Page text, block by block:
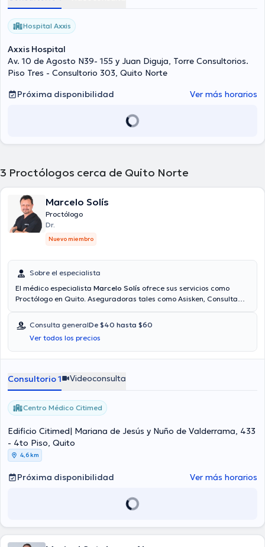
Hospital Axxis
Axxis Hospital
Av. 10 de Agosto N39- 155 y Juan Diguja, Torre Consultorios.
Piso Tres - Consultorio 303, Quito Norte
Próxima disponibilidad
Ver más horarios
3 Proctólogos cerca de Quito Norte
Marcelo Solís
Proctólogo
Dr.
Nuevo miembro
Sobre el especialista
El médico especialista Marcelo Solís ofrece sus servicios como
Proctólogo en Quito. Aseguradoras tales como Asisken, Consulta
El precio de la consulta con el Dr. Marcelo Solís es de desde $40
hasta $60. Algunos de los servicios médicos ofrecidos en el
consultorio son: Anoscopia con biopsia.
Consulta generalDe $40 hasta $60
Ver todos los precios
Consultorio 1 Videoconsulta
Centro Médico Citimed
Edificio Citimed| Mariana de Jesús y Nuño de Valderrama, 433
- 4to Piso, Quito
4,6 km
Próxima disponibilidad Ver más horarios